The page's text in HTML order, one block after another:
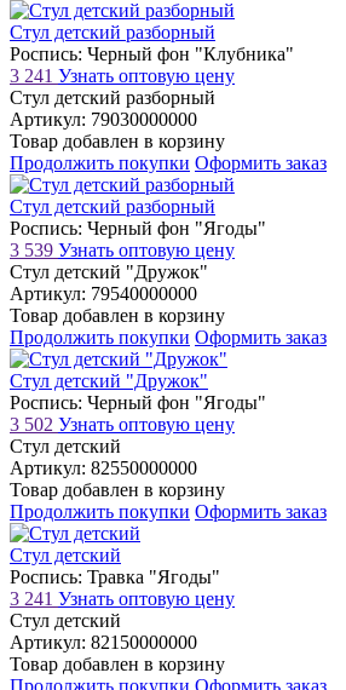
Стул детский разборный
Роспись: Черный фон "Клубника"
3 241 Узнать оптовую цену
Стул детский разборный
Артикул: 79030000000
Товар добавлен в корзину
Продолжить покупки Оформить заказ
Стул детский разборный
Роспись: Черный фон "Ягоды"
3 539 Узнать оптовую цену
Стул детский "Дружок"
Артикул: 79540000000
Товар добавлен в корзину
Продолжить покупки Оформить заказ
Стул детский "Дружок"
Роспись: Черный фон "Ягоды"
3 502 Узнать оптовую цену
Стул детский
Артикул: 82550000000
Товар добавлен в корзину
Продолжить покупки Оформить заказ
Стул детский
Роспись: Травка "Ягоды"
3 241 Узнать оптовую цену
Стул детский
Артикул: 82150000000
Товар добавлен в корзину
Продолжить покупки Оформить заказ